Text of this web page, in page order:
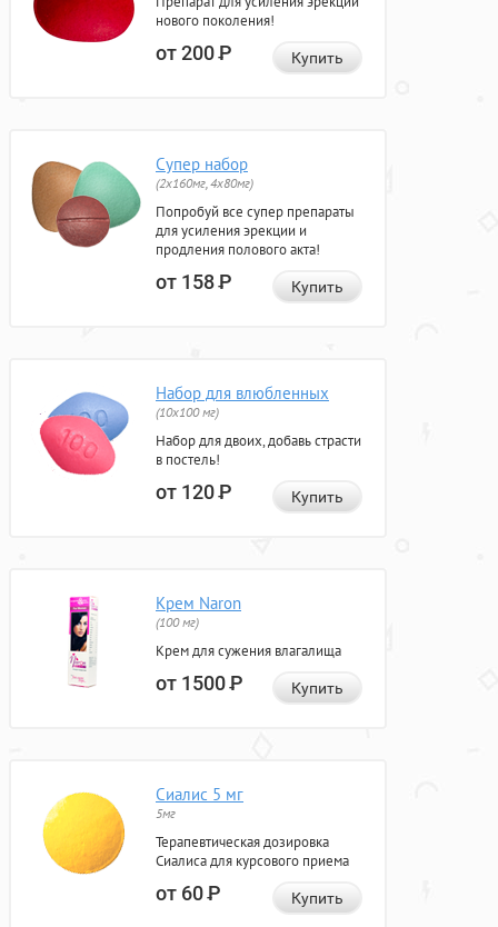
нового поколения!
от 200Р Купить
Супер набор
(2х160мг, 4х80мг)
Попробуй все супер препараты
для усиления эрекции и
продления полового акта!
от 158Р Купить
Набор для влюбленных
(10х100 мг)
Набор для двоих, добавь страсти
в постель!
от 120Р Купить
Крем Naron
(100 мг)
Крем для сужения влагалища
от 1500Р Купить
Сиалис 5 мг
5мг
Терапевтическая дозировка
Сиалиса для курсового приема
от 60Р Купить